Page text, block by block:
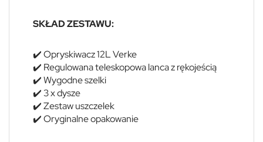
SKŁAD ZESTAWU:
✔️ Opryskiwacz 12L Verke
✔️ Regulowana teleskopowa lanca z rękojeścią
✔️ Wygodne szelki
✔️ 3 x dysze
✔️ Zestaw uszczelek
✔️ Oryginalne opakowanie